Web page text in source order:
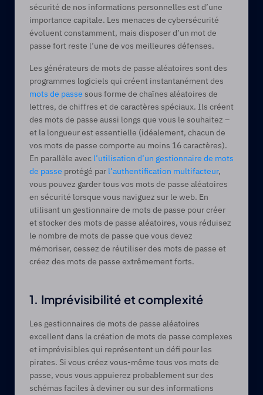
sécurité de nos informations personnelles est d’une
importance capitale. Les menaces de cybersécurité
évoluent constamment, mais disposer d’un mot de
passe fort reste l’une de vos meilleures défenses.
Les générateurs de mots de passe aléatoires sont des
mots de passe sous forme de chaînes aléatoires de
lettres, de chiffres et de caractères spéciaux. Ils créent
des mots de passe aussi longs que vous le souhaitez –
et la longueur est essentielle (idéalement, chacun de
vos mots de passe comporte au moins 16 caractères).
En parallèle avec l’utilisation d’un gestionnaire de mots
de passe protégé par l’authentification multifacteur,
vous pouvez garder tous vos mots de passe aléatoires
en sécurité lorsque vous naviguez sur le web. En
utilisant un gestionnaire de mots de passe pour créer
et stocker des mots de passe aléatoires, vous réduisez
le nombre de mots de passe que vous devez
mémoriser, cessez de réutiliser des mots de passe et
créez des mots de passe extrêmement forts.
1. Imprévisibilité et complexité
Les gestionnaires de mots de passe aléatoires
excellent dans la création de mots de passe complexes
et imprévisibles qui représentent un défi pour les
pirates. Si vous créez vous-même tous vos mots de
passe, vous vous appuierez probablement sur des
schémas faciles à deviner ou sur des informations